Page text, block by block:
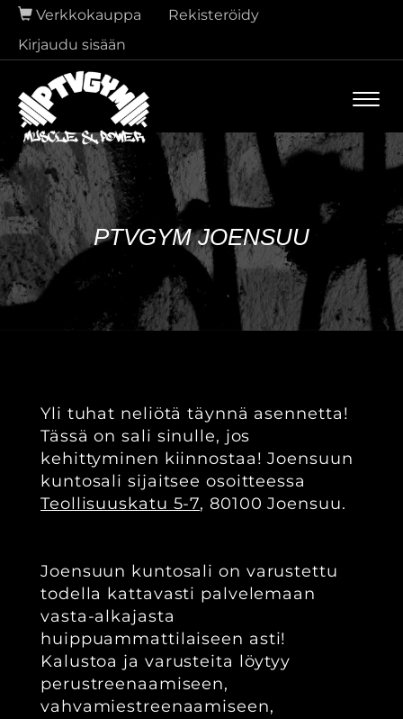
Verkkokauppa
Rekisteröidy
Kirjaudu sisään
PTVGYM JOENSUU
Yli tuhat neliötä täynnä asennetta!
Tässä on sali sinulle, jos
kehittyminen kiinnostaa! Joensuun
kuntosali sijaitsee osoitteessa
Teollisuuskatu 5-7, 80100 Joensuu.
Joensuun kuntosali on varustettu
todella kattavasti palvelemaan
vasta-alkajasta
huippuammattilaiseen asti!
Kalustoa ja varusteita löytyy
perustreenaamiseen,
vahvamiestreenaamiseen,